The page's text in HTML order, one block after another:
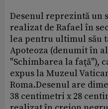
Desenul reprezintă un
realizat de Rafael în
lea pentru ultimul său
Apoteoza (denumit în
"Schimbarea la faţă"),
expus la Muzeul
Roma.Desenul are
38 centimetri x 28